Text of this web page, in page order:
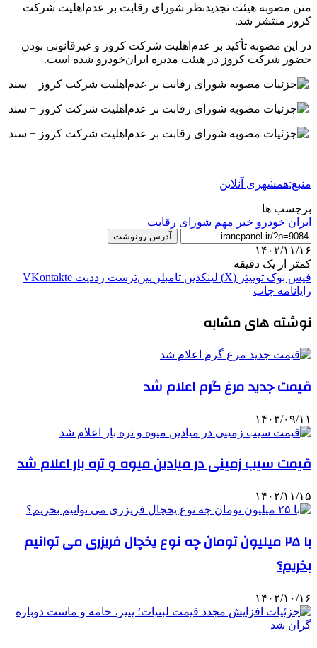
متن مصوبه هیئت تجدیدنظر شورای رقابت بر عدم‌اهلیت شرکت
کروز منتشر شد.
در این مصوبه تأکید بر عدم‌اهلیت شرکت کروز و غیرقانونی بودن
حضور شرکت کروز در هیئت مدیره ایران‌خودرو شده است.
منبع:همشهری آنلاین
برچسب ها
ايران خودرو خبر مهم شورای رقابت
آدرس رونوشت
۱۴۰۲/۱۱/۱۶
کمتر از یک دقیقه
فیس بوک توییتر (X) لینکدین ‫تامبلر ‫پین‌ترست ‫رددیت ‫VKontakte
رایانامه چاپ
نوشته های مشابه
قیمت جدید مرغ گرم اعلام شد
۱۴۰۳/۰۹/۱۱
قیمت سیب زمینی در میادین میوه و تره بار اعلام شد
۱۴۰۲/۱۱/۱۵
با ۲۵ میلیون تومان چه نوع یخچال‌ فریزری می‌ توانیم
بخریم؟
۱۴۰۲/۱۰/۱۶